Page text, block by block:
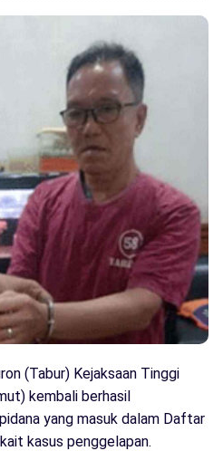
(Tabur) Kejaksaan Tinggi
kembali berhasil
yang masuk dalam Daftar
kasus penggelapan.